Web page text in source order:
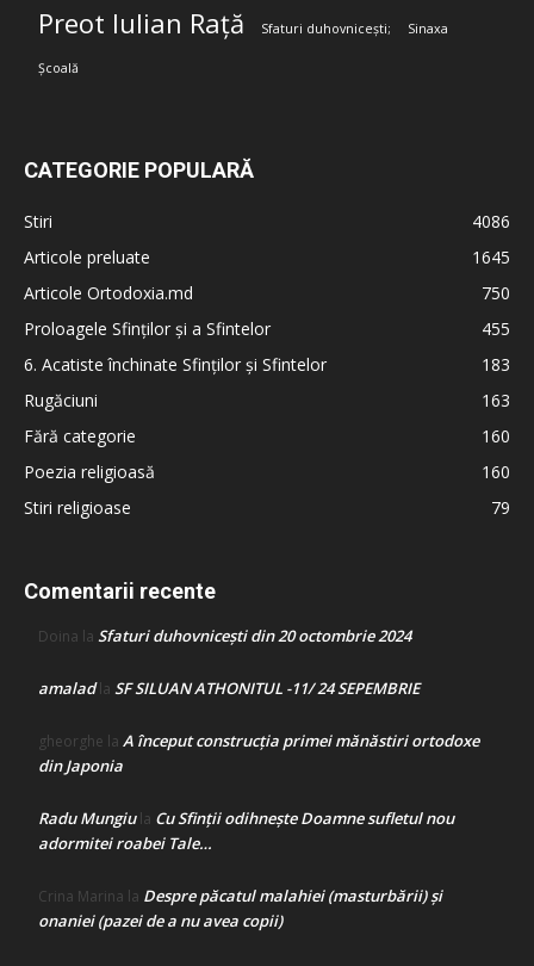
Preot Iulian Rață Sfaturi duhovnicești; Sinaxa
Școală
CATEGORIE POPULARĂ
Stiri
4086
Articole preluate
1645
Articole Ortodoxia.md
750
Proloagele Sfinților și a Sfintelor
455
6. Acatiste închinate Sfinților și Sfintelor
183
Rugăciuni
163
Fără categorie
160
Poezia religioasă
160
Stiri religioase
79
Comentarii recente
Doina la Sfaturi duhovnicești din 20 octombrie 2024
amaladla SF SILUAN ATHONITUL -11/ 24 SEPEMBRIE
gheorghe la A început construcţia primei mănăstiri ortodoxe
din Japonia
Radu Mungiula Cu Sfinții odihnește Doamne sufletul nou
adormitei roabei Tale…
Crina Marina la Despre păcatul malahiei (masturbării) şi
onaniei (pazei de a nu avea copii)